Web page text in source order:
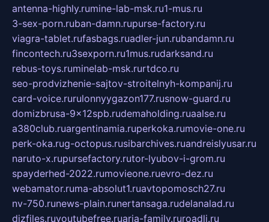
antenna-highly.rumine-lab-msk.ru1-mus.ru
3-sex-porn.ruban-damn.rupurse-factory.ru
viagra-tablet.rufasbags.ruadler-jun.rubandamn.ru
fincontech.ru3sexporn.ru1mus.rudarksand.ru
rebus-toys.ruminelab-msk.rurtdco.ru
seo-prodvizhenie-sajtov-stroitelnyh-kompanij.ru
card-voice.rurulonnyygazon177.rusnow-guard.ru
domizbrusa-9x12spb.rudemaholding.ruaalse.ru
a380club.ruargentinamia.ruperkoka.rumovie-one.ru
perk-oka.rug-octopus.rusibarchives.ruandreislyusar.ru
naruto-x.rupursefactory.rutor-lyubov-i-grom.ru
spayderhed-2022.rumovieone.ruevro-dez.ru
webamator.ruma-absolut1.ruavtopomosch27.ru
nv-750.runews-plain.runertansaga.rudelanalad.ru
dizfiles.ruyoutubefree.ruaria-family.ruroadli.ru